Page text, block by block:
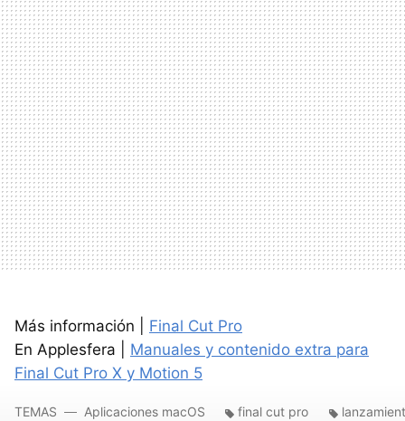
Más información | Final Cut Pro
En Applesfera | Manuales y contenido extra para
Final Cut Pro X y Motion 5
TEMAS Aplicaciones macOS final cut pro